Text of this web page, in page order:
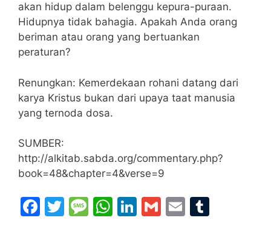
akan hidup dalam belenggu kepura-puraan.
Hidupnya tidak bahagia. Apakah Anda orang
beriman atau orang yang bertuankan
peraturan?
Renungkan: Kemerdekaan rohani datang dari
karya Kristus bukan dari upaya taat manusia
yang ternoda dosa.
SUMBER:
http://alkitab.sabda.org/commentary.php?
book=48&chapter=4&verse=9
F
T
M W Li G
E